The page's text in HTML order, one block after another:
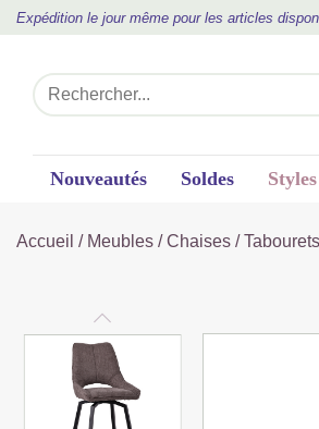
Expédition le jour même pour les articles
Nouveautés Soldes Styles
Accueil / Meubles /Chaises /